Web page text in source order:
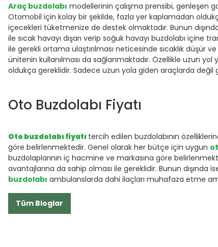
Araç buzdolabı modellerinin çalışma prensibi, genleşen
Otomobil için kolay bir şekilde, fazla yer kaplamadan
içecekleri tüketmenize de destek olmaktadır. Bunun
ile sıcak havayı dışarı verip soğuk havayı buzdolabı
ile gerekli ortama ulaştırılması neticesinde sıcaklık
ünitenin kullanılması da sağlanmaktadır. Özellikle uzun
oldukça gereklidir. Sadece uzun yola giden araçlarda değil
Oto Buzdolabı Fiyatı
Oto buzdolabı fiyatı tercih edilen buzdolabının
göre belirlenmektedir. Genel olarak her bütçe için uygun
buzdolaplarının iç hacmine ve markasına göre
avantajlarına da sahip olması ile gereklidir. Bunun
buzdolabı ambulanslarda dahi ilaçları muhafaza etme
Tüm Bloglar